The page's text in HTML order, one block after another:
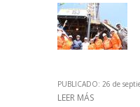
PUBLICADO: 26 de
LEER MÁS